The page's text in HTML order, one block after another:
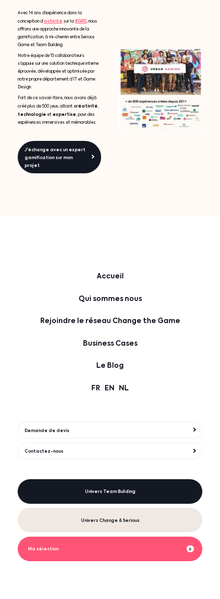
Avec 14 ans d’expérience dans la
conception d’activité sur la RGPD, nous
offrons une approche innovante de la
gamification, à mi-chemin entre Serious
Game et Team Building.
Notre équipe de 15 collaborateurs
s’appuie sur une solution technique interne
éprouvée, développée et optimisée par
notre propre département d’IT et Game
Design.
Fort de ce savoir-faire, nous avons déjà
créé plus de 500 jeux, alliantcréativité,
technologie et expertise, pour des
expériences immersives et mémorables.
J'échange avec un expert
gamification sur mon
projet
Accueil
Qui sommes nous
Rejoindre le réseau Change the Game
Business Cases
Le Blog
FR EN NL
Demande de devis
Contactez-nous
Univers Team Building
Univers Change & Serious
0
Ma sélection